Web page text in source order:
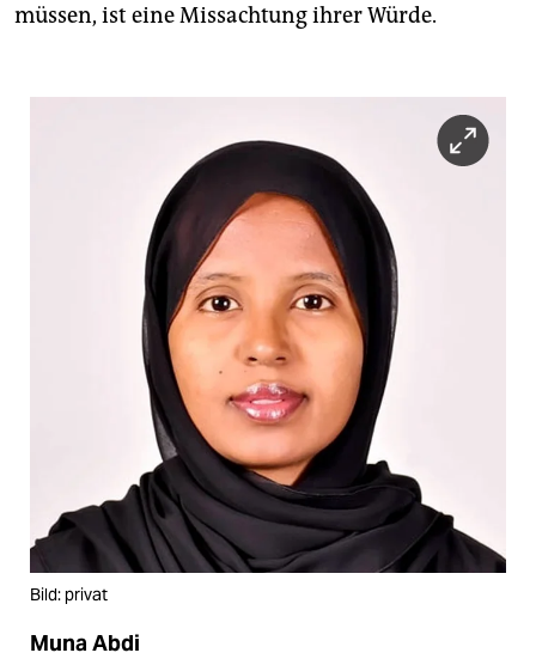
müssen, ist eine Missachtung ihrer Würde.
Bild: privat
Muna Abdi